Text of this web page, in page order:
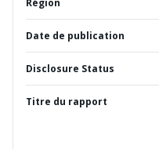
Région
Date de publication
Disclosure Status
Titre du rapport